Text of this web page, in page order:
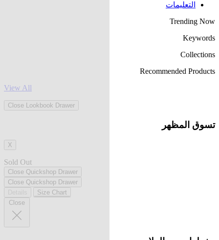
التعليمات
Trending Now
Keywords
Collections
Recommended Products
View All
Close Lookbook Drawer
تسوق المظهر
X
Sold Out
Close Quickshop Drawer
Close Quickshop Drawer
Size Chart
Close